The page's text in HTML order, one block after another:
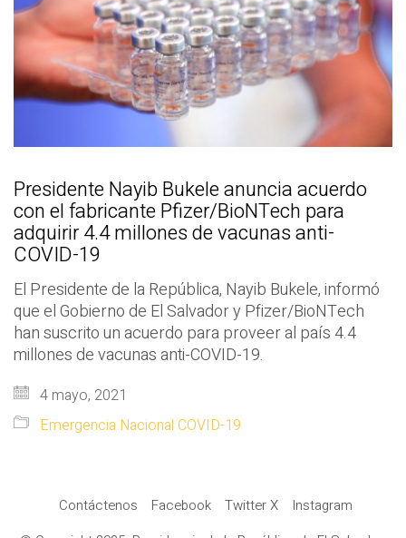
Presidente Nayib Bukele anuncia acuerdo
con el fabricante Pfizer/BioNTech para
adquirir 4.4 millones de vacunas anti-
COVID-19
El Presidente de la República, Nayib Bukele, informó
que el Gobierno de El Salvador y Pfizer/BioNTech
han suscrito un acuerdo para proveer al país 4.4
millones de vacunas anti-COVID-19.
4 mayo, 2021
Emergencia Nacional COVID-19
Contáctenos Facebook Twitter X
Instagram